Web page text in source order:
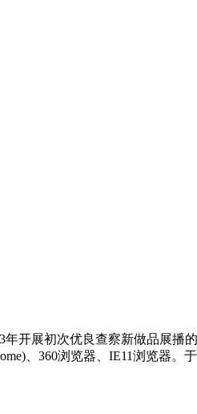
展初次优良查察新做品展播
、360浏览器、IE11浏览器。